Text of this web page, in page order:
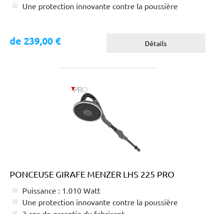
Une protection innovante contre la poussière
de 239,00 € Détails
PONCEUSE GIRAFE MENZER LHS 225 PRO
Puissance : 1.010 Watt
Une protection innovante contre la poussière